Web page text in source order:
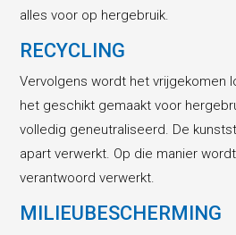
alles voor op hergebruik.
RECYCLING
Vervolgens wordt het vrijgekomen
het geschikt gemaakt voor
volledig geneutraliseerd. De
apart verwerkt. Op die manier
verantwoord verwerkt.
MILIEUBESCHERMING